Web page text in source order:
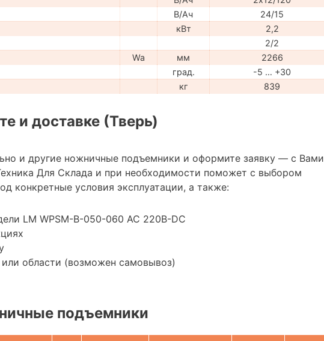
В/Ач
24/15
кВт
2,2
2/2
Wa мм
2266
град.
-5 … +30
кг 839
и доставке (Тверь)
и другие ножничные подъемники и оформите заявку — с Вами
Для Склада и при необходимости поможет с выбором
конкретные условия эксплуатации, а также:
LM WPSM-B-050-060 AC 220В-DC
области (возможен самовывоз)
подъемники